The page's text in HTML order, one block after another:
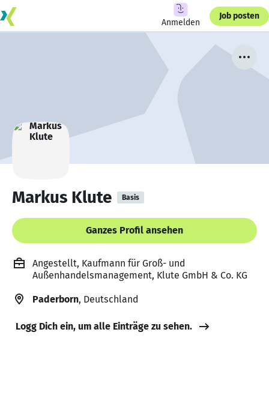
Anmelden
Job posten
Markus Klute Basis
Ganzes Profil ansehen
Angestellt, Kaufmann für Groß- und
Außenhandelsmanagement, Klute GmbH & Co. KG
Paderborn, Deutschland
Logg Dich ein, um alle Einträge zu sehen.